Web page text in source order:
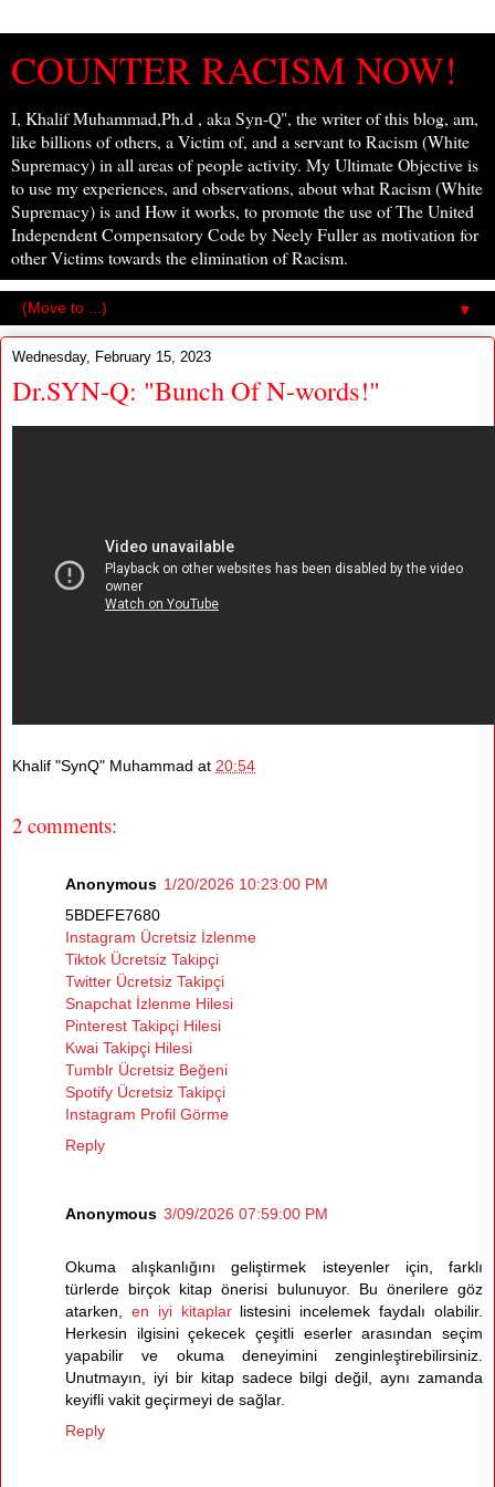
COUNTER RACISM NOW!
I, Khalif Muhammad,Ph.d , aka Syn-Q", the writer of this blog, am,
like billions of others, a Victim of, and a servant to Racism (White
Supremacy) in all areas of people activity. My Ultimate Objective is
to use my experiences, and observations, about what Racism (White
Supremacy) is and How it works, to promote the use of The United
Independent Compensatory Code by Neely Fuller as motivation for
other Victims towards the elimination of Racism.
▼
Wednesday, February 15, 2023
Dr.SYN-Q: "Bunch Of N-words!"
Khalif "SynQ" Muhammad at 20:54
2 comments:
Anonymous 1/20/2026 10:23:00 PM
5BDEFE7680
Instagram Ücretsiz İzlenme
Tiktok Ücretsiz Takipçi
Twitter Ücretsiz Takipçi
Snapchat İzlenme Hilesi
Pinterest Takipçi Hilesi
Kwai Takipçi Hilesi
Tumblr Ücretsiz Beğeni
Spotify Ücretsiz Takipçi
Instagram Profil Görme
Reply
Anonymous 3/09/2026 07:59:00 PM
Okuma alışkanlığını geliştirmek isteyenler için, farklı
türlerde birçok kitap önerisi bulunuyor. Bu önerilere göz
atarken, en iyi kitaplarlistesini incelemek faydalı olabilir.
Herkesin ilgisini çekecek çeşitli eserler arasından seçim
yapabilir ve okuma deneyimini zenginleştirebilirsiniz.
Unutmayın, iyi bir kitap sadece bilgi değil, aynı zamanda
keyifli vakit geçirmeyi de sağlar.
Reply